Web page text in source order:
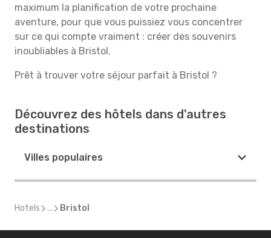
maximum la planification de votre prochaine
aventure, pour que vous puissiez vous concentrer
sur ce qui compte vraiment : créer des souvenirs
inoubliables à Bristol.
Prêt à trouver votre séjour parfait à Bristol ?
Découvrez des hôtels dans d'autres
destinations
Villes populaires
Hotels ... Bristol